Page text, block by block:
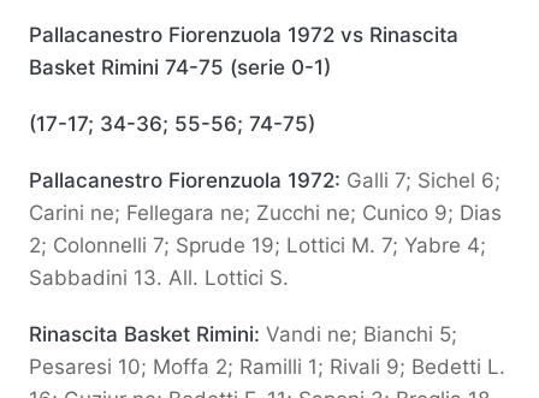
Pallacanestro Fiorenzuola 1972 vs Rinascita
Basket Rimini 74-75 (serie 0-1)
(17-17; 34-36; 55-56; 74-75)
Pallacanestro Fiorenzuola 1972: Galli 7; Sichel 6;
Carini ne; Fellegara ne; Zucchi ne; Cunico 9; Dias
2; Colonnelli 7; Sprude 19; Lottici M. 7; Yabre 4;
Sabbadini 13. All. Lottici S.
Rinascita Basket Rimini: Vandi ne; Bianchi 5;
Pesaresi 10; Moffa 2; Ramilli 1; Rivali 9; Bedetti L.